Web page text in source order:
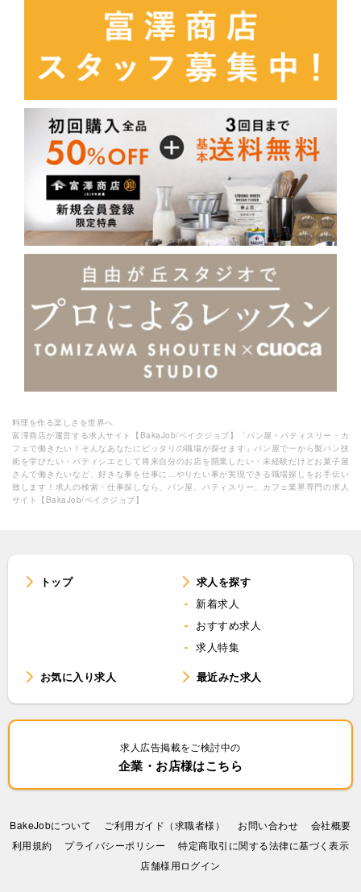
料理を作る楽しさを世界へ
富澤商店が運営する求人サイト【BakaJob/ベイクジョブ】「パン屋・パティスリー・カ
フェで働きたい！そんなあなたにピッタリの職場が探せます」パン屋で一から製パン技
術を学びたい・パティシエとして将来自分のお店を開業したい・未経験だけどお菓子屋
さんで働きたいなど、好きな事を仕事に…やりたい事が実現できる職場探しをお手伝い
致します！求人の検索・仕事探しなら、パン屋、パティスリー、カフェ業界専門の求人
サイト【BakaJob/ベイクジョブ】
トップ
求人を探す
新着求人
おすすめ求人
求人特集
お気に入り求人
最近みた求人
求人広告掲載をご検討中の
企業・お店様はこちら
BakeJobについて ご利用ガイド（求職者様） お問い合わせ
会社概要
利⽤規約
プライバシーポリシー
特定商取引に関する法律に基づく表示
店舗様用ログイン